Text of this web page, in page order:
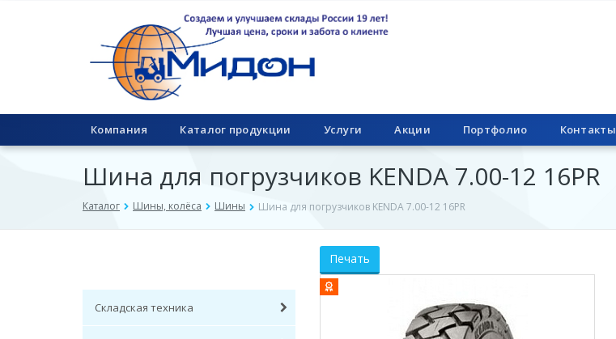
Компания Каталог продукции Услуги Акции Портфолио Контакты
Шина для погрузчиков KENDA 7.00-12 16PR
Каталог Шины, колёса Шины Шина для погрузчиков KENDA 7.00-12 16PR
Складская техника
Печать